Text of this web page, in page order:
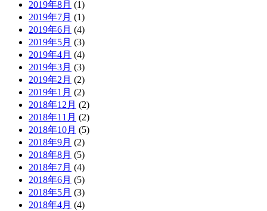
2019年8月 (1)
2019年7月 (1)
2019年6月 (4)
2019年5月 (3)
2019年4月 (4)
2019年3月 (3)
2019年2月 (2)
2019年1月 (2)
2018年12月 (2)
2018年11月 (2)
2018年10月 (5)
2018年9月 (2)
2018年8月 (5)
2018年7月 (4)
2018年6月 (5)
2018年5月 (3)
2018年4月 (4)